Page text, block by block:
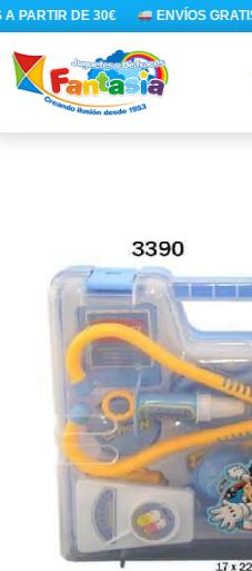
Ir
al
contenido
PARTIR DE 30€ ENVÍOS